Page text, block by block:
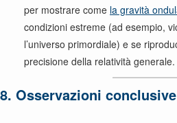
per mostrare come la gravità
condizioni estreme (ad esempio,
l’universo primordiale) e se
precisione della relatività generale.
8. Osservazioni conclusive